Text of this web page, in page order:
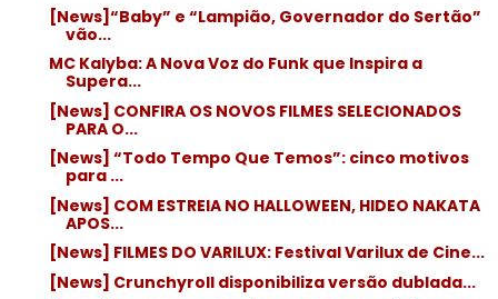
[News]“Baby” e “Lampião, Governador do Sertão”
vão...
MC Kalyba: A Nova Voz do Funk que Inspira a
Supera...
[News] CONFIRA OS NOVOS FILMES SELECIONADOS
PARA O...
[News] “Todo Tempo Que Temos”: cinco motivos
para ...
[News] COM ESTREIA NO HALLOWEEN, HIDEO NAKATA
APOS...
[News] FILMES DO VARILUX: Festival Varilux de Cine...
[News] Crunchyroll disponibiliza versão dublada...